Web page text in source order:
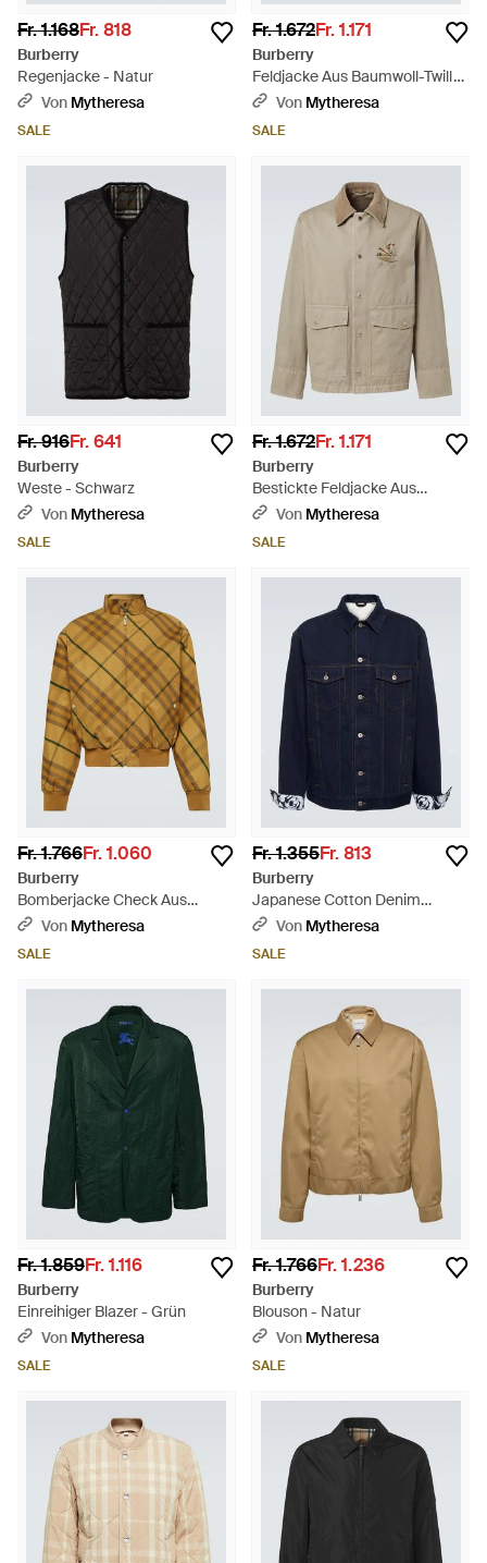
Fr. 1.168Fr. 818
Burberry
Regenjacke - Natur
Von Mytheresa
SALE
Fr. 1.672Fr. 1.171
Burberry
Feldjacke Aus Baumwoll-Twill
Mit Cord - Grün
Von Mytheresa
SALE
Fr. 916Fr. 641
Burberry
Weste - Schwarz
Von Mytheresa
SALE
Fr. 1.672Fr. 1.171
Burberry
Bestickte Feldjacke Aus
Baumwoll-Twill - Natur
Von Mytheresa
SALE
Fr. 1.766Fr. 1.060
Burberry
Bomberjacke Check Aus
Baumwolltwill - Gelb
Von Mytheresa
SALE
Fr. 1.355Fr. 813
Burberry
Japanese Cotton Denim
Jacket - Blau
Von Mytheresa
SALE
Fr. 1.859Fr. 1.116
Burberry
Einreihiger Blazer - Grün
Von Mytheresa
SALE
Fr. 1.766Fr. 1.236
Burberry
Blouson - Natur
Von Mytheresa
SALE